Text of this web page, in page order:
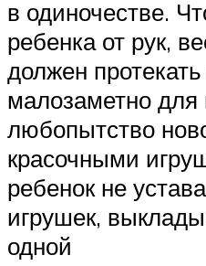
в одиночестве.
ребенка от рук,
должен
малозаметно для
любопытство
красочными
ребенок не
игрушек,
одной